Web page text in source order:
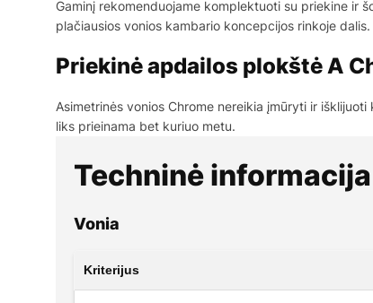
Gaminį rekomenduojame komplektuoti su priekine ir
plačiausios vonios kambario koncepcijos rinkoje dalis.
Priekinė apdailos plokštė A
Asimetrinės vonios Chrome nereikia įmūryti ir
liks prieinama bet kuriuo metu.
Techninė informacija
Vonia
Kriterijus